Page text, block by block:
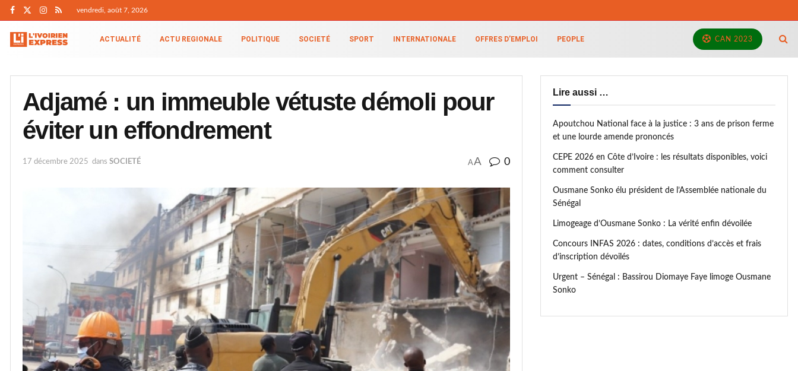
vendredi, août 7, 2026
ACTUALITÉ ACTU REGIONALE POLITIQUE SOCIETÉ SPORT INTERNATIONALE OFFRES D’EMPLOI PEOPLE CAN 2023
Adjamé : un immeuble vétuste démoli pour
éviter un effondrement
17 décembre 2025 dans SOCIETÉ AA 0
Lire aussi …
Apoutchou National face à la justice : 3 ans de prison ferme
et une lourde amende prononcés
CEPE 2026 en Côte d’Ivoire : les résultats disponibles, voici
comment consulter
Ousmane Sonko élu président de l’Assemblée nationale du
Sénégal
Limogeage d’Ousmane Sonko : La vérité enfin dévoilée
Concours INFAS 2026 : dates, conditions d’accès et frais
d’inscription dévoilés
Urgent – Sénégal : Bassirou Diomaye Faye limoge Ousmane
Sonko